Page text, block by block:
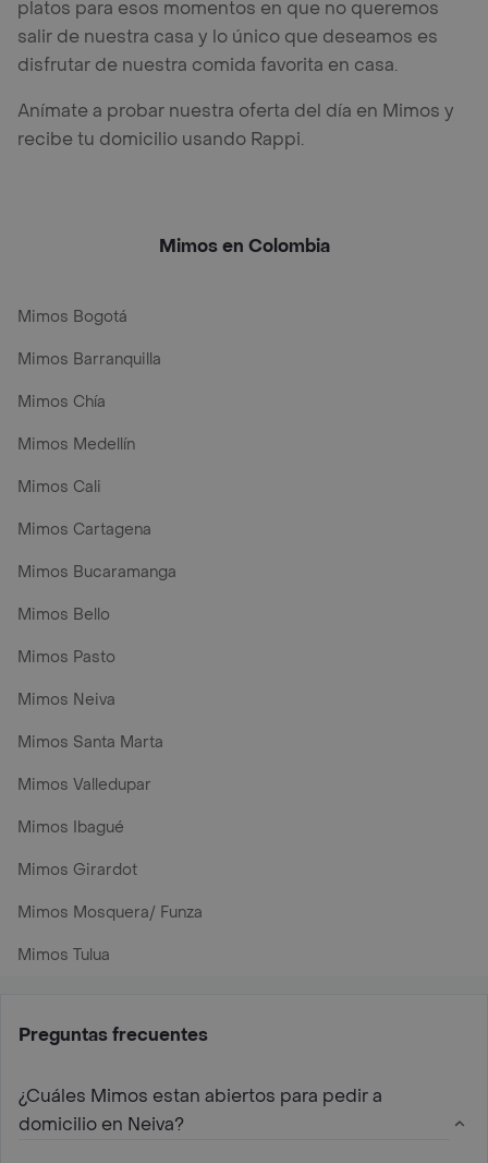
platos para esos momentos en que no queremos
salir de nuestra casa y lo único que deseamos es
disfrutar de nuestra comida favorita en casa.
Anímate a probar nuestra oferta del día en Mimos y
recibe tu domicilio usando Rappi.
Mimos en Colombia
Mimos Bogotá
Mimos Barranquilla
Mimos Chía
Mimos Medellín
Mimos Cali
Mimos Cartagena
Mimos Bucaramanga
Mimos Bello
Mimos Pasto
Mimos Neiva
Mimos Santa Marta
Mimos Valledupar
Mimos Ibagué
Mimos Girardot
Mimos Mosquera/ Funza
Mimos Tulua
Preguntas frecuentes
¿Cuáles Mimos estan abiertos para pedir a
domicilio en Neiva?